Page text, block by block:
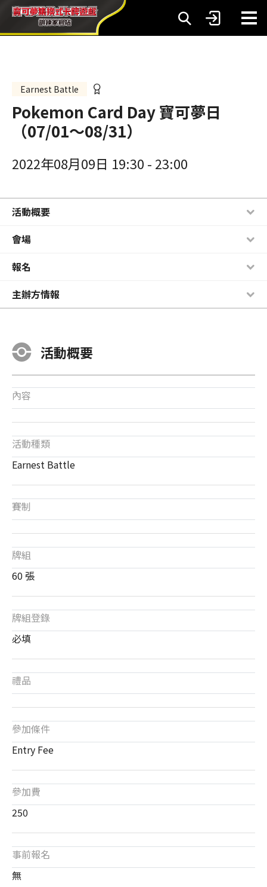
Earnest Battle
Pokemon Card Day 寶可夢日
（07/01～08/31）
2022年08月09日 19:30 - 23:00
活動概要
會場
報名
主辦方情報
活動概要
內容
活動種類
Earnest Battle
賽制
牌組
60 張
牌組登錄
必填
禮品
參加條件
Entry Fee
參加費
250
事前報名
無